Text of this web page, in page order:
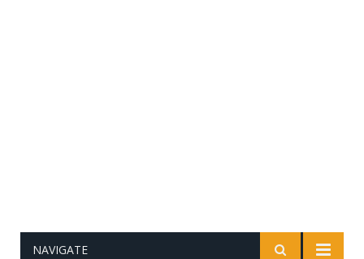
NAVIGATE